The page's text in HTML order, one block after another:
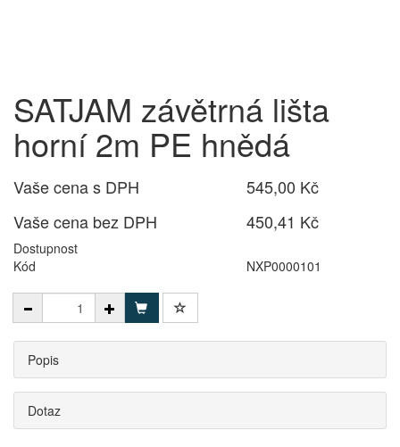
SATJAM závětrná lišta
horní 2m PE hnědá
Vaše cena s DPH
545,00 Kč
Vaše cena bez DPH
450,41 Kč
Dostupnost
Kód
NXP0000101
Popis
Dotaz